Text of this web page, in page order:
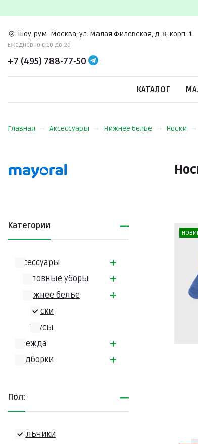
Шоу-рум: Москва, ул. Малая Филевская, д. 8, корп. 1
Ежедневно c 10 до 20
+7 (495) 788-77-50
КАТАЛОГ
Главная Аксессуары Нижнее белье Носки
Категории
Аксессуары
Головные уборы
Нижнее белье
Носки
Трусы
Одежда
Подборки
Пол:
Мальчики